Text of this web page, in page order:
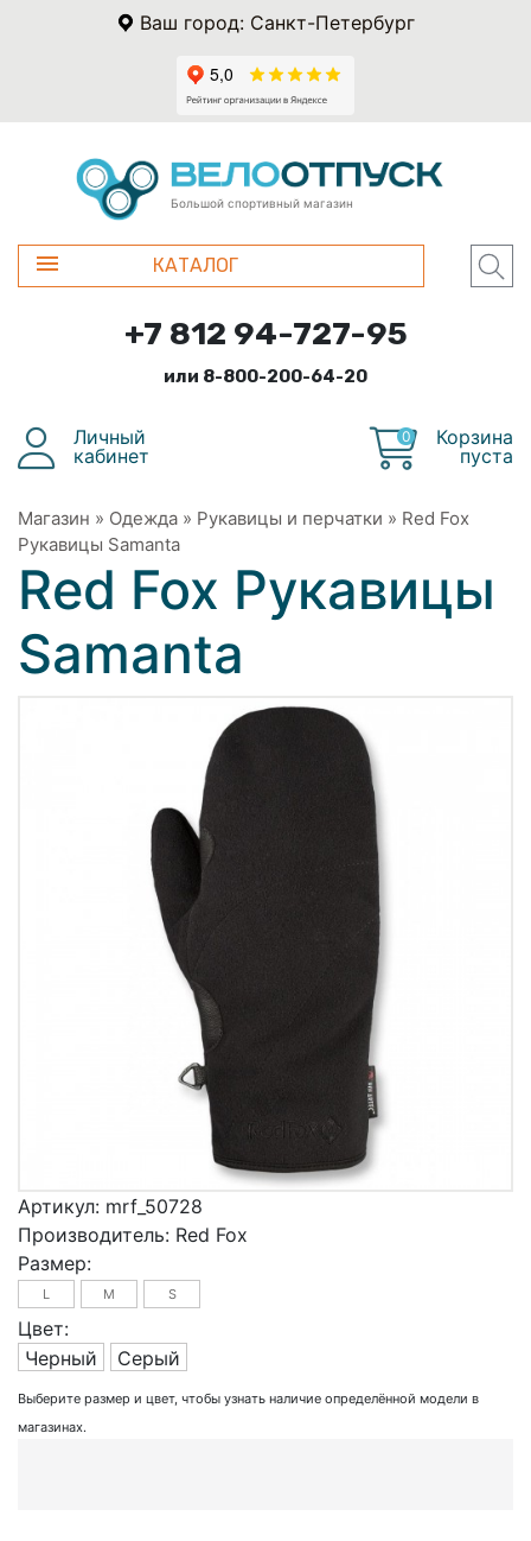
Ваш город: Санкт-Петербург
Большой спортивный магазин
КАТАЛОГ
+7 812 94-727-95
или 8-800-200-64-20
Личный
кабинет
0
Корзина
пуста
Магазин » Одежда » Рукавицы и перчатки » Red Fox
Рукавицы Samanta
Red Fox Рукавицы
Samanta
Артикул: mrf_50728
Производитель: Red Fox
Размер:
L M S
Цвет:
Черный
Серый
Выберите размер и цвет, чтобы узнать наличие определённой модели в
магазинах.